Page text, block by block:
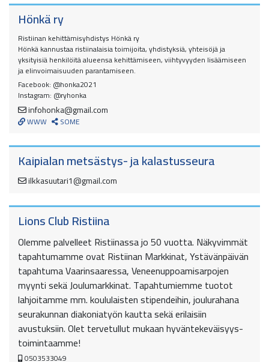
Hönkä ry
Ristiinan kehittämisyhdistys Hönkä ry
Hönkä kannustaa ristiinalaisia toimijoita, yhdistyksiä, yhteisöjä ja
yksityisiä henkilöitä alueensa kehittämiseen, viihtyvyyden lisäämiseen
ja elinvoimaisuuden parantamiseen.
Facebook: @honka2021
Instagram: @ryhonka
infohonka@gmail.com
WWW SOME
Kaipialan metsästys- ja kalastusseura
ilkkasuutari1@gmail.com
Lions Club Ristiina
Olemme palvelleet Ristiinassa jo 50 vuotta. Näkyvimmät
tapahtumamme ovat Ristiinan Markkinat, Ystävänpäivän
tapahtuma Vaarinsaaressa, Veneenuppoamisarpojen
myynti sekä Joulumarkkinat. Tapahtumiemme tuotot
lahjoitamme mm. koululaisten stipendeihin, joulurahana
seurakunnan diakoniatyön kautta sekä erilaisiin
avustuksiin. Olet tervetullut mukaan hyväntekeväisyys-
toimintaamme!
0503533049